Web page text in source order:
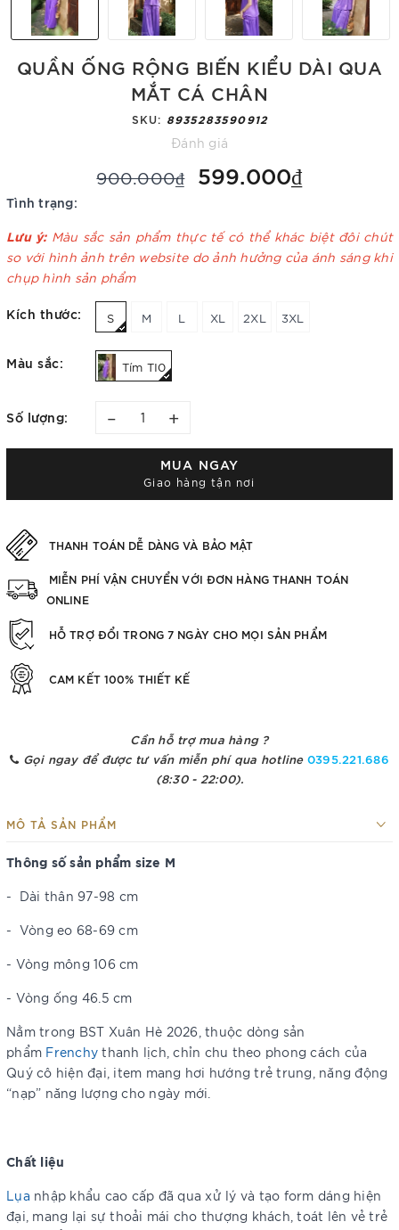
QUẦN ỐNG RỘNG BIẾN KIỂU DÀI QUA
MẮT CÁ CHÂN
SKU: 8935283590912
Đánh giá
900.000₫ 599.000₫
Tình trạng:
Lưu ý: Màu sắc sản phẩm thực tế có thể khác biệt đôi chút
so với hình ảnh trên website do ảnh hưởng của ánh sáng khi
chụp hình sản phẩm
Kích thước: S M L XL 2XL 3XL
Màu sắc: Tím TI0
Số lượng: – +
MUA NGAY
Giao hàng tận nơi
THANH TOÁN DỄ DÀNG VÀ BẢO MẬT
MIỄN PHÍ VẬN CHUYỂN VỚI ĐƠN HÀNG THANH TOÁN
ONLINE
HỖ TRỢ ĐỔI TRONG 7 NGÀY CHO MỌI SẢN PHẨM
CAM KẾT 100% THIẾT KẾ
Cần hỗ trợ mua hàng ?
Gọi ngay để được tư vấn miễn phí qua hotline 0395.221.686
(8:30 - 22:00).
MÔ TẢ SẢN PHẨM
Thông số sản phẩm size M
- Dài thân 97-98 cm
- Vòng eo 68-69 cm
- Vòng mông 106 cm
- Vòng ống 46.5 cm
Nằm trong BST Xuân Hè 2026, thuộc dòng sản
phẩm Frenchy thanh lịch, chỉn chu theo phong cách của
Quý cô hiện đại, item mang hơi hướng trẻ trung, năng động
“nạp” năng lượng cho ngày mới.
Chất liệu
Lụa nhập khẩu cao cấp đã qua xử lý và tạo form dáng hiện
đại, mang lại sự thoải mái cho thượng khách, toát lên vẻ trẻ